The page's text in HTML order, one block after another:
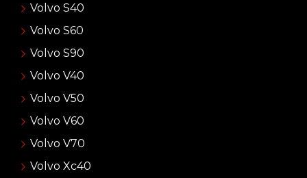
Volvo S40
Volvo S60
Volvo S90
Volvo V40
Volvo V50
Volvo V60
Volvo V70
Volvo Xc40